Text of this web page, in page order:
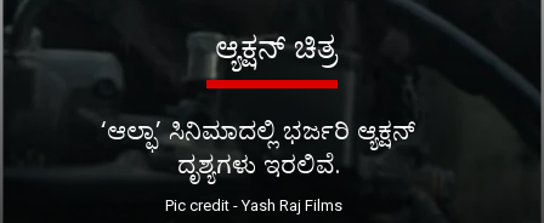
‘ಆಲ್ಫಾ’ ಸಿನಿಮಾದಲ್ಲಿ ಭರ್ಜರಿ ಆ್ಯಕ್ಷನ್
ದೃಶ್ಯಗಳು ಇರಲಿವೆ.
ಆ್ಯಕ್ಷನ್ ಚಿತ್ರ
Pic credit - Yash Raj Films